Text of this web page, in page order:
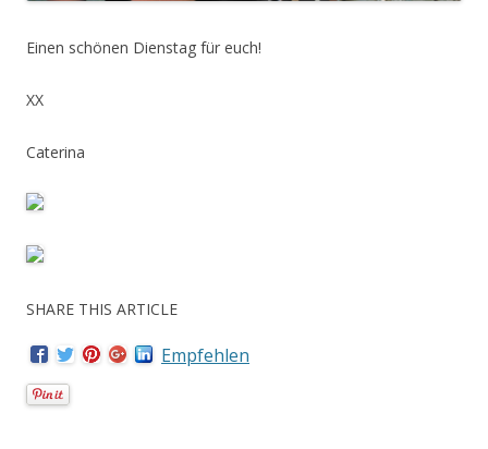
Einen schönen Dienstag für euch!
XX
Caterina
SHARE THIS ARTICLE
Empfehlen